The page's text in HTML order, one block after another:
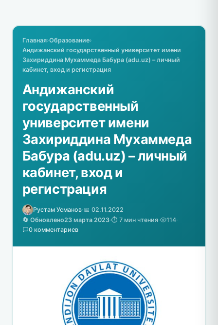
Главная›Образование›
Андижанский государственный университет имени
Захириддина Мухаммеда Бабура (adu.uz) – личный
кабинет, вход и регистрация
Андижанский
государственный
университет имени
Захириддина Мухаммеда
Бабура (adu.uz) – личный
кабинет, вход и
регистрация
Рустам Усманов·📅 02.11.2022
🔄 Обновлено23 марта 2023·⏱️ 7 мин чтения· 114·
0 комментариев